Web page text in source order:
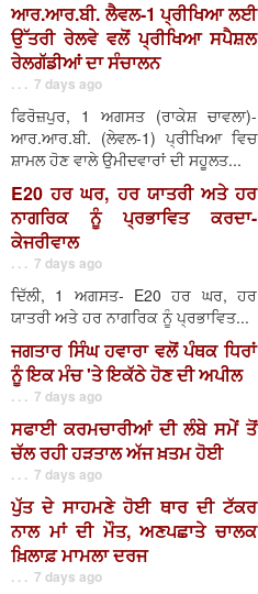
ਆਰ.ਆਰ.ਬੀ. ਲੈਵਲ-1 ਪ੍ਰੀਖਿਆ ਲਈ
ਉੱਤਰੀ ਰੇਲਵੇ ਵਲੋਂ ਪ੍ਰੀਖਿਆ ਸਪੈਸ਼ਲ
ਰੇਲਗੱਡੀਆਂ ਦਾ ਸੰਚਾਲਨ
. . . 7 days ago
ਫਿਰੋਜ਼ਪੁਰ, 1 ਅਗਸਤ (ਰਾਕੇਸ਼ ਚਾਵਲਾ)-
ਆਰ.ਆਰ.ਬੀ. (ਲੇਵਲ-1) ਪ੍ਰੀਖਿਆ ਵਿਚ
ਸ਼ਾਮਲ ਹੋਣ ਵਾਲੇ ਉਮੀਦਵਾਰਾਂ ਦੀ ਸਹੂਲਤ...
E20 ਹਰ ਘਰ, ਹਰ ਯਾਤਰੀ ਅਤੇ ਹਰ
ਨਾਗਰਿਕ ਨੂੰ ਪ੍ਰਭਾਵਿਤ ਕਰਦਾ-
ਕੇਜਰੀਵਾਲ
. . . 7 days ago
ਦਿੱਲੀ, 1 ਅਗਸਤ- E20 ਹਰ ਘਰ, ਹਰ
ਯਾਤਰੀ ਅਤੇ ਹਰ ਨਾਗਰਿਕ ਨੂੰ ਪ੍ਰਭਾਵਿਤ...
ਜਗਤਾਰ ਸਿੰਘ ਹਵਾਰਾ ਵਲੋਂ ਪੰਥਕ ਧਿਰਾਂ
ਨੂੰ ਇਕ ਮੰਚ 'ਤੇ ਇਕੱਠੇ ਹੋਣ ਦੀ ਅਪੀਲ
. . . 7 days ago
ਸਫਾਈ ਕਰਮਚਾਰੀਆਂ ਦੀ ਲੰਬੇ ਸਮੇਂ ਤੋਂ
ਚੱਲ ਰਹੀ ਹੜਤਾਲ ਅੱਜ ਖ਼ਤਮ ਹੋਈ
. . . 7 days ago
ਪੁੱਤ ਦੇ ਸਾਹਮਣੇ ਹੋਈ ਥਾਰ ਦੀ ਟੱਕਰ
ਨਾਲ ਮਾਂ ਦੀ ਮੌਤ, ਅਣਪਛਾਤੇ ਚਾਲਕ
ਖ਼ਿਲਾਫ਼ ਮਾਮਲਾ ਦਰਜ
. . . 7 days ago